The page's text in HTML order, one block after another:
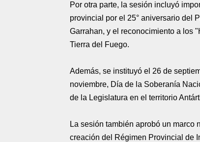
Por otra parte, la sesión incluyó
provincial por el 25° aniversario del
Garrahan, y el reconocimiento a los
Tierra del Fuego.
Además, se instituyó el 26 de
noviembre, Día de la Soberanía
de la Legislatura en el territorio
La sesión también aprobó un
creación del Régimen Provincial de